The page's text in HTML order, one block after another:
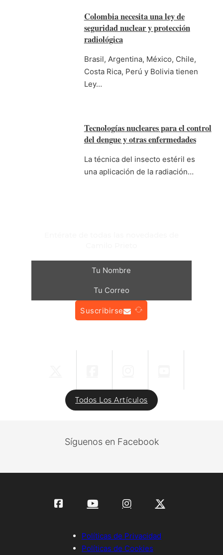
Colombia necesita una ley de
seguridad nuclear y protección
radiológica
Brasil, Argentina, México, Chile,
Costa Rica, Perú y Bolivia tienen
Ley…
Tecnologías nucleares para el control
del dengue y otras enfermedades
La técnica del insecto estéril es
una aplicación de la radiación…
Suscribirse
Todos Los Artículos
Síguenos en Facebook
Políticas de Privacidad
Políticas de Cookies